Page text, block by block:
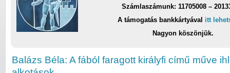
Számlaszámunk: 11705008 –
A támogatás bankkártyával itt
Nagyon köszönjük.
Balázs Béla: A fából faragott királyfi című műve